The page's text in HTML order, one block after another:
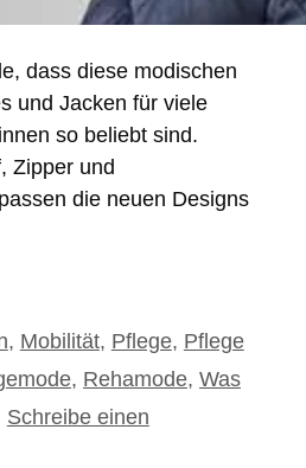
dass diese modischen
und Jacken für viele
so beliebt sind.
Zipper und
die neuen Designs
, Mobilität, Pflege, Pflege
, Rehamode, Was
Schreibe einen